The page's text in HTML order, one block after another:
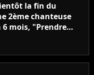
la fin du
2ème chanteuse
6 mois, "Prendre
n’a pas été facile"